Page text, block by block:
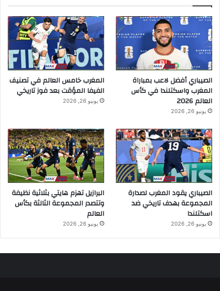
الصيباري أفضل لاعب بمباراة
المغرب واسكتلندا في كأس
العالم 2026
يونيو 26, 2026
المغرب خامس العالم في تصنيف
الفيفا المؤقت بعد فوز تاريخي
يونيو 26, 2026
الصيباري يقود المغرب لصدارة
المجموعة بهدف تاريخي ضد
اسكتلندا
يونيو 26, 2026
البرازيل تهزم هايتي بثلاثية نظيفة
وتتصدر المجموعة الثالثة بكأس
العالم
يونيو 26, 2026